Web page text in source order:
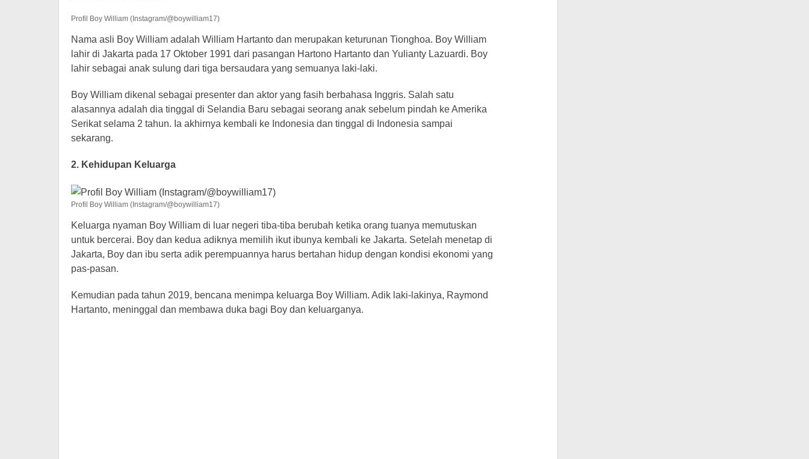
Profil Boy William (Instagram/@boywilliam17)
Nama asli Boy William adalah William Hartanto dan merupakan keturunan Tionghoa. Boy William
lahir di Jakarta pada 17 Oktober 1991 dari pasangan Hartono Hartanto dan Yulianty Lazuardi. Boy
lahir sebagai anak sulung dari tiga bersaudara yang semuanya laki-laki.
Boy William dikenal sebagai presenter dan aktor yang fasih berbahasa Inggris. Salah satu
alasannya adalah dia tinggal di Selandia Baru sebagai seorang anak sebelum pindah ke Amerika
Serikat selama 2 tahun. Ia akhirnya kembali ke Indonesia dan tinggal di Indonesia sampai
sekarang.
2. Kehidupan Keluarga
Profil Boy William (Instagram/@boywilliam17)
Keluarga nyaman Boy William di luar negeri tiba-tiba berubah ketika orang tuanya memutuskan
untuk bercerai. Boy dan kedua adiknya memilih ikut ibunya kembali ke Jakarta. Setelah menetap di
Jakarta, Boy dan ibu serta adik perempuannya harus bertahan hidup dengan kondisi ekonomi yang
pas-pasan.
Kemudian pada tahun 2019, bencana menimpa keluarga Boy William. Adik laki-lakinya, Raymond
Hartanto, meninggal dan membawa duka bagi Boy dan keluarganya.